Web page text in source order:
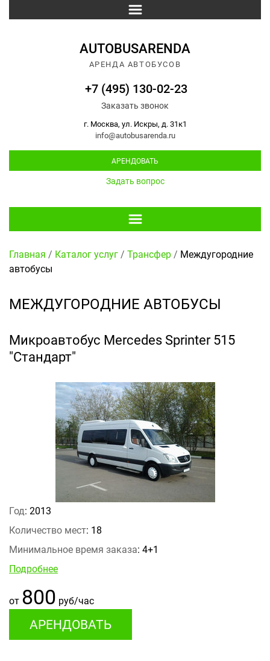
AUTOBUSARENDA
АРЕНДА АВТОБУСОВ
+7 (495) 130-02-23
Заказать звонок
г. Москва, ул. Искры, д. 31к1
info@autobusarenda.ru
АРЕНДОВАТЬ
Задать вопрос
Главная / Каталог услуг/ Трансфер/ Междугородние
автобусы
МЕЖДУГОРОДНИЕ АВТОБУСЫ
Микроавтобус Mercedes Sprinter 515
"Стандарт"
Год: 2013
Количество мест: 18
Минимальное время заказа: 4+1
Подробнее
от 800 руб/час
АРЕНДОВАТЬ